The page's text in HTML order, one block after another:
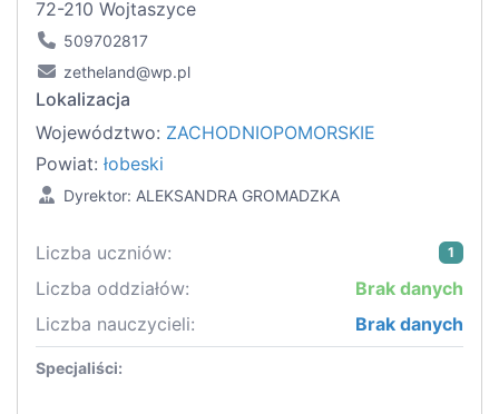
72-210 Wojtaszyce
509702817
zetheland@wp.pl
Lokalizacja
Województwo: ZACHODNIOPOMORSKIE
Powiat: łobeski
Dyrektor: ALEKSANDRA GROMADZKA
Liczba uczniów: 1
Liczba oddziałów:
Brak danych
Liczba nauczycieli:
Brak danych
Specjaliści: